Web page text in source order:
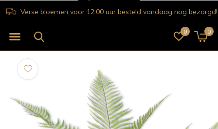
0 0
Verse bloemen voor 12.00 uur besteld vandaag nog bezorgd!